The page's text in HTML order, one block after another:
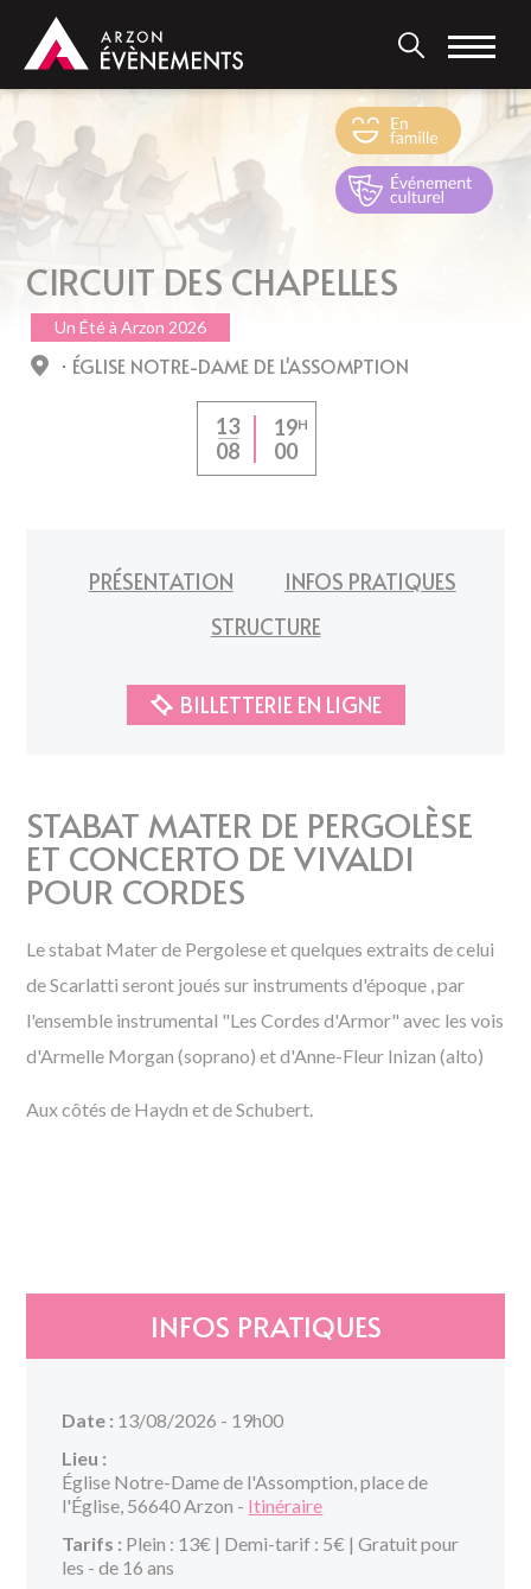
contenu
principal
CIRCUIT DES CHAPELLES
Un Été à Arzon 2026
ÉGLISE NOTRE-DAME DE L'ASSOMPTION
13
08
19H
00
PRÉSENTATION
INFOS PRATIQUES
STRUCTURE
BILLETTERIE EN LIGNE
STABAT MATER DE PERGOLÈSE
ET CONCERTO DE VIVALDI
POUR CORDES
Le stabat Mater de Pergolese et quelques extraits de celui
de Scarlatti seront joués sur instruments d'époque , par
l'ensemble instrumental "Les Cordes d'Armor" avec les vois
d'Armelle Morgan (soprano) et d'Anne-Fleur Inizan (alto)
Aux côtés de Haydn et de Schubert.
INFOS PRATIQUES
Date : 13/08/2026 - 19h00
Lieu :
Église Notre-Dame de l'Assomption, place de
l'Église, 56640 Arzon - Itinéraire
Tarifs : Plein : 13€ | Demi-tarif : 5€ | Gratuit pour
les - de 16 ans